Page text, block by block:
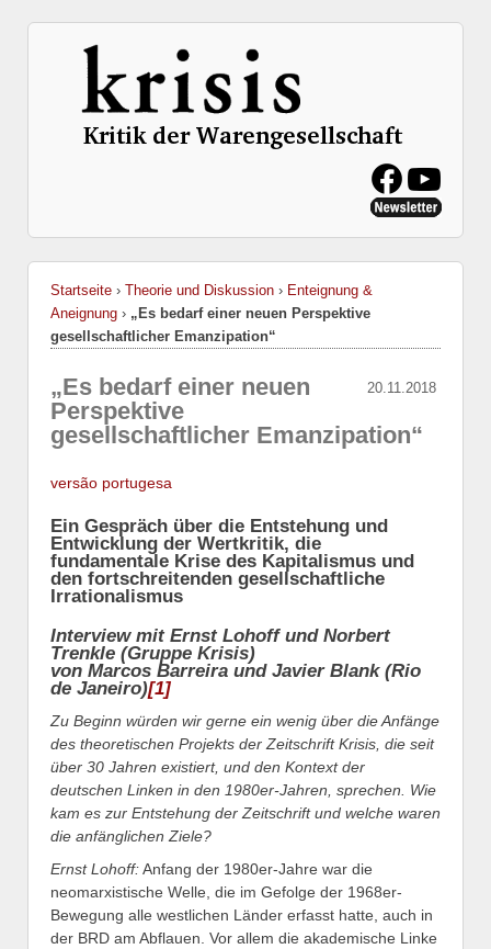
Startseite › Theorie und Diskussion › Enteignung &
Aneignung › „Es bedarf einer neuen Perspektive
gesellschaftlicher Emanzipation“
20.11.2018
„Es bedarf einer neuen
Perspektive
gesellschaftlicher Emanzipation“
versão portugesa
Ein Gespräch über die Entstehung und
Entwicklung der Wertkritik, die
fundamentale Krise des Kapitalismus und
den fortschreitenden gesellschaftliche
Irrationalismus
Interview mit Ernst Lohoff und Norbert
Trenkle (Gruppe Krisis)
von Marcos Barreira und Javier Blank (Rio
de Janeiro)[1]
Zu Beginn würden wir gerne ein wenig über die Anfänge
des theoretischen Projekts der Zeitschrift Krisis, die seit
über 30 Jahren existiert, und den Kontext der
deutschen Linken in den 1980er-Jahren, sprechen. Wie
kam es zur Entstehung der Zeitschrift und welche waren
die anfänglichen Ziele?
Ernst Lohoff:Anfang der 1980er-Jahre war die
neomarxistische Welle, die im Gefolge der 1968er-
Bewegung alle westlichen Länder erfasst hatte, auch in
der BRD am Abflauen. Vor allem die akademische Linke